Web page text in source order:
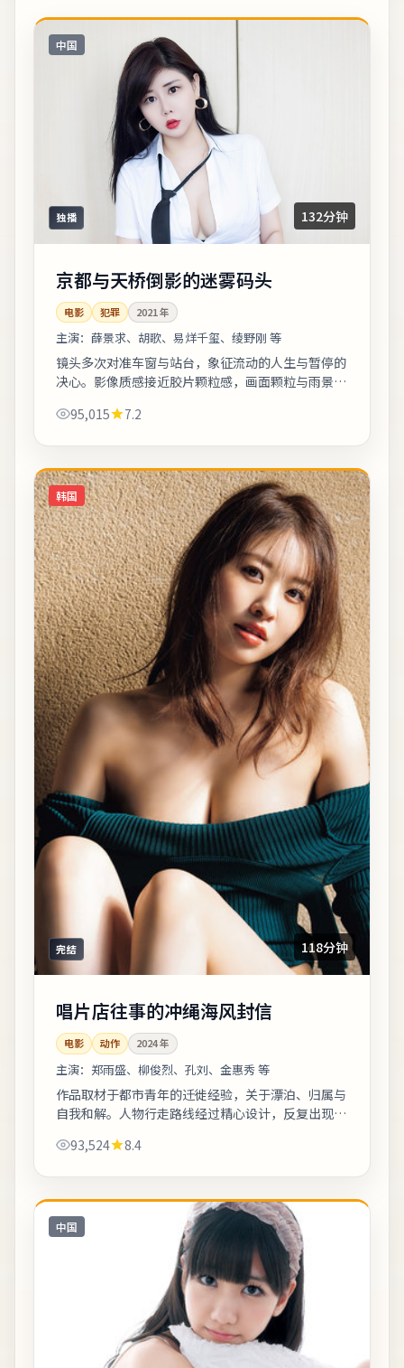
中国
独播 132分钟
京都与天桥倒影的迷雾码头
电影 犯罪 2021年
主演： 薛景求、胡歌、易烊千玺、绫野刚 等
镜头多次对准车窗与站台，象征流动的人生与暂停的
决心。影像质感接近胶片颗粒感，画面颗粒与雨景结
更能体会声音细节。《京都与天桥倒影的迷...
95,015 7.2
韩国
完结 118分钟
唱片店往事的冲绳海风封信
电影 动作 2024年
主演： 郑雨盛、柳俊烈、孔刘、金惠秀 等
作品取材于都市青年的迁徙经验，关于漂泊、归属与
自我和解。人物行走路线经过精心设计，反复出现的
建议亲自观看并形成独立判断。《唱片店往...
93,524 8.4
中国